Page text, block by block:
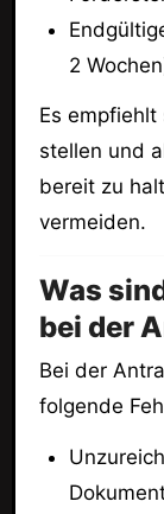
2
Es
stellen und
bereit zu
vermeiden.
Was
bei der
Bei der
folgende